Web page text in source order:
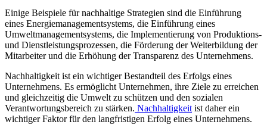
Einige Beispiele für nachhaltige Strategien sind die Einführung
eines Energiemanagementsystems, die Einführung eines
Umweltmanagementsystems, die Implementierung von Produktions-
und Dienstleistungsprozessen, die Förderung der Weiterbildung der
Mitarbeiter und die Erhöhung der Transparenz des Unternehmens.
Nachhaltigkeit ist ein wichtiger Bestandteil des Erfolgs eines
Unternehmens. Es ermöglicht Unternehmen, ihre Ziele zu erreichen
und gleichzeitig die Umwelt zu schützen und den sozialen
Verantwortungsbereich zu stärken. Nachhaltigkeit ist daher ein
wichtiger Faktor für den langfristigen Erfolg eines Unternehmens.